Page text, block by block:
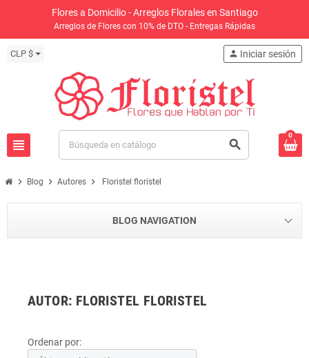
Flores a Domicilio - Arreglos Florales en Santiago
Arreglos de Flores con 10% de DTO - Entregas Rápidas
CLP $
view_headline search
person Iniciar sesión
0
chevron_right Blog chevron_right Autores chevron_right Floristel floristel
BLOG NAVIGATION
AUTOR: FLORISTEL FLORISTEL
Ordenar por: